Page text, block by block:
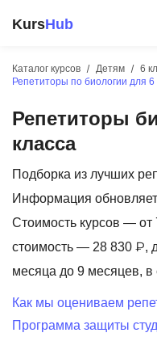
KursHub
Каталог курсов Детям
6
Репетиторы по биологии для 6
Репетиторы
класса
Подборка из лучших
Информация
Стоимость курсов —
стоимость — 28 830 ₽,
месяца до 9 месяцев,
Как мы оцениваем
Программа защиты
Разработка
Маркетинг
Аналитика